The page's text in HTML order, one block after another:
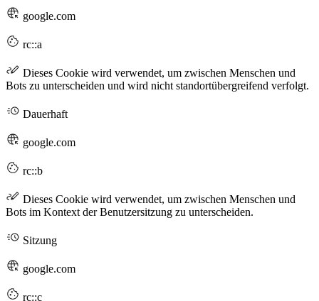
google.com
rc::a
Dieses Cookie wird verwendet, um zwischen Menschen und
Bots zu unterscheiden und wird nicht standortübergreifend verfolgt.
Dauerhaft
google.com
rc::b
Dieses Cookie wird verwendet, um zwischen Menschen und
Bots im Kontext der Benutzersitzung zu unterscheiden.
Sitzung
google.com
rc::c